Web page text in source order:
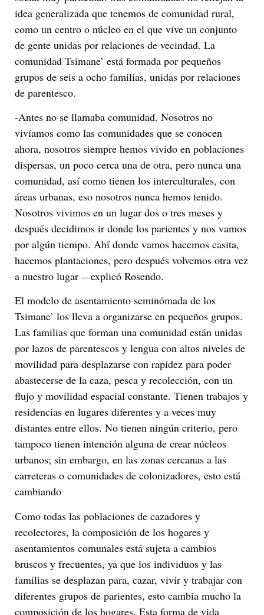
idea generalizada que tenemos de comunidad rural,
como un centro o núcleo en el que vive un conjunto
de gente unidas por relaciones de vecindad. La
comunidad Tsimane’ está formada por pequeños
grupos de seis a ocho familias, unidas por relaciones
de parentesco.
-Antes no se llamaba comunidad. Nosotros no
vivíamos como las comunidades que se conocen
ahora, nosotros siempre hemos vivido en poblaciones
dispersas, un poco cerca una de otra, pero nunca una
comunidad, así como tienen los interculturales, con
áreas urbanas, eso nosotros nunca hemos tenido.
Nosotros vivimos en un lugar dos o tres meses y
después decidimos ir donde los parientes y nos vamos
por algún tiempo. Ahí donde vamos hacemos casita,
hacemos plantaciones, pero después volvemos otra vez
a nuestro lugar —explicó Rosendo.
El modelo de asentamiento seminómada de los
Tsimane’ los lleva a organizarse en pequeños grupos.
Las familias que forman una comunidad están unidas
por lazos de parentescos y lengua con altos niveles de
movilidad para desplazarse con rapidez para poder
abastecerse de la caza, pesca y recolección, con un
flujo y movilidad espacial constante. Tienen trabajos y
residencias en lugares diferentes y a veces muy
distantes entre ellos. No tienen ningún criterio, pero
tampoco tienen intención alguna de crear núcleos
urbanos; sin embargo, en las zonas cercanas a las
carreteras o comunidades de colonizadores, esto está
cambiando
Como todas las poblaciones de cazadores y
recolectores, la composición de los hogares y
asentamientos comunales está sujeta a cambios
bruscos y frecuentes, ya que los individuos y las
familias se desplazan para, cazar, vivir y trabajar con
diferentes grupos de parientes, esto cambia mucho la
composición de los hogares. Esta forma de vida